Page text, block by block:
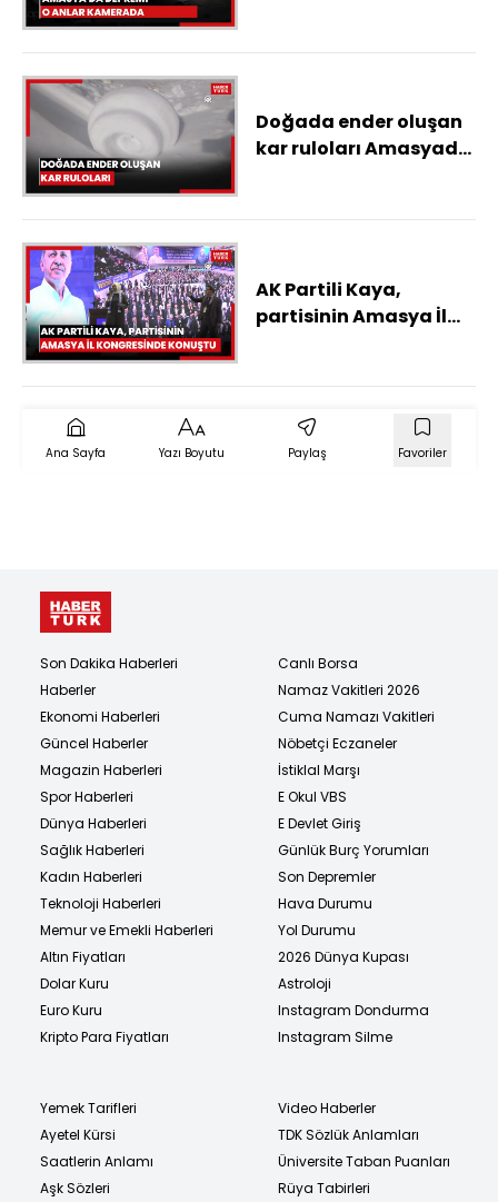
Doğada ender oluşan
kar ruloları Amasyada
AK Partili Kaya,
partisinin Amasya İl
Ana Sayfa Yazı Boyutu Paylaş Favoriler
Son Dakika Haberleri
Haberler
Ekonomi Haberleri
Güncel Haberler
Magazin Haberleri
Spor Haberleri
Dünya Haberleri
Sağlık Haberleri
Kadın Haberleri
Teknoloji Haberleri
Memur ve Emekli Haberleri
Altın Fiyatları
Dolar Kuru
Euro Kuru
Kripto Para Fiyatları
Canlı Borsa
Namaz Vakitleri 2026
Cuma Namazı Vakitleri
Nöbetçi Eczaneler
İstiklal Marşı
E Okul VBS
E Devlet Giriş
Günlük Burç Yorumları
Son Depremler
Hava Durumu
Yol Durumu
2026 Dünya Kupası
Astroloji
Instagram Dondurma
Instagram Silme
Yemek Tarifleri
Ayetel Kürsi
Saatlerin Anlamı
Aşk Sözleri
Video Haberler
TDK Sözlük Anlamları
Üniversite Taban Puanları
Rüya Tabirleri